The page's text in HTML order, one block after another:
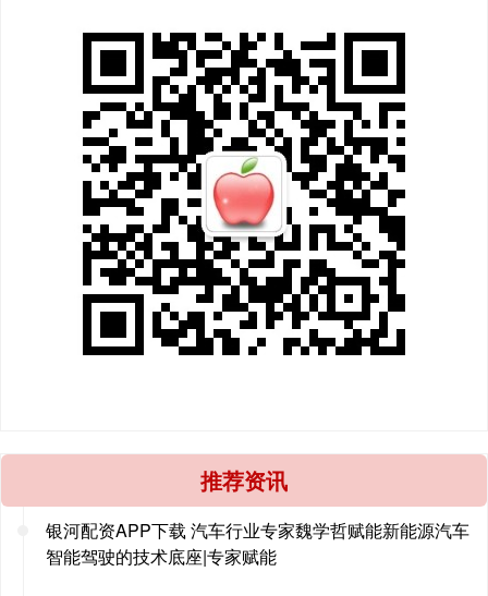
推荐资讯
银河配资APP下载 汽车行业专家魏学哲赋能新能源汽车
智能驾驶的技术底座|专家赋能